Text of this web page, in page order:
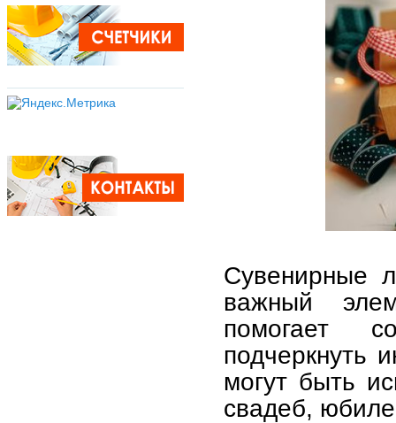
Сувенирные
важный
помогает
подчеркнуть
могут быть
свадеб,